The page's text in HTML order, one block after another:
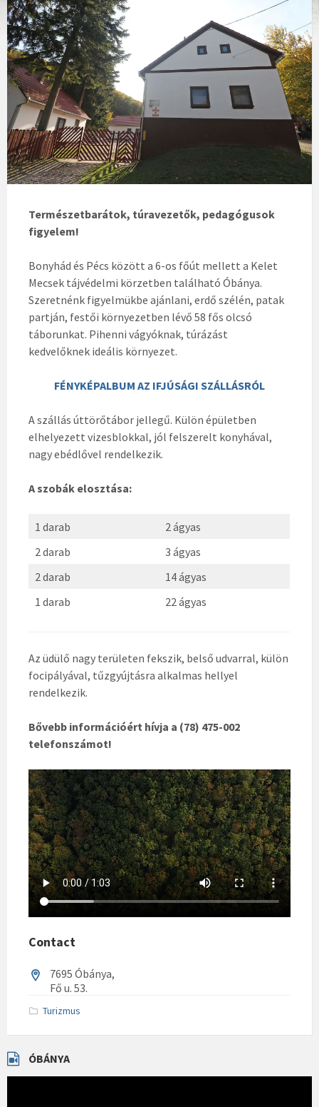
Természetbarátok, túravezetők, pedagógusok
figyelem!
Bonyhád és Pécs között a 6-os főút mellett a Kelet
Mecsek tájvédelmi körzetben található Óbánya.
Szeretnénk figyelmükbe ajánlani, erdő szélén, patak
partján, festői környezetben lévő 58 fős olcsó
táborunkat. Pihenni vágyóknak, túrázást
kedvelőknek ideális környezet.
FÉNYKÉPALBUM AZ IFJÚSÁGI SZÁLLÁSRÓL
A szállás úttörőtábor jellegű. Külön épületben
elhelyezett vizesblokkal, jól felszerelt konyhával,
nagy ebédlővel rendelkezik.
A szobák elosztása:
1 darab
2 ágyas
2 darab
3 ágyas
2 darab
14 ágyas
1 darab
22 ágyas
Az üdülő nagy területen fekszik, belső udvarral, külön
focipályával, tűzgyújtásra alkalmas hellyel
rendelkezik.
Bővebb információért hívja a (78) 475-002
telefonszámot!
Contact
7695 Óbánya,
Fő u. 53.
Turizmus
ÓBÁNYA